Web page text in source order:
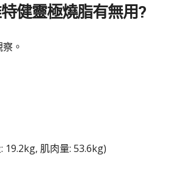
健靈極燒脂有無用?
。
19.2kg, 肌肉量: 53.6kg)